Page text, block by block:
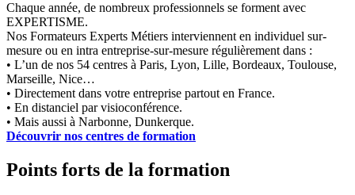
Chaque année, de nombreux professionnels se forment avec
EXPERTISME.
Nos Formateurs Experts Métiers interviennent en individuel sur-
mesure ou en intra entreprise-sur-mesure régulièrement dans :
• L’un de nos 54 centres à Paris, Lyon, Lille, Bordeaux, Toulouse,
Marseille, Nice…
• Directement dans votre entreprise partout en France.
• En distanciel par visioconférence.
• Mais aussi à Narbonne, Dunkerque.
Découvrir nos centres de formation
Points forts de la formation